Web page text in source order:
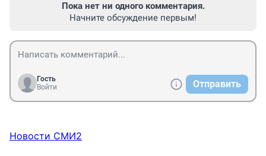
Пока нет ни одного комментария.
Начните обсуждение первым!
Гость
Войти
Отправить
Новости СМИ2